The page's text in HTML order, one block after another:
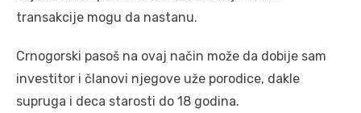
transakcije mogu da nastanu.
Crnogorski pasoš na ovaj način može da dobije sam
investitor i članovi njegove uže porodice, dakle
supruga i deca starosti do 18 godina.